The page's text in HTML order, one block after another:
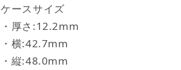
ケースサイズ
・厚さ:12.2mm
・横:42.7mm
・縦:48.0mm